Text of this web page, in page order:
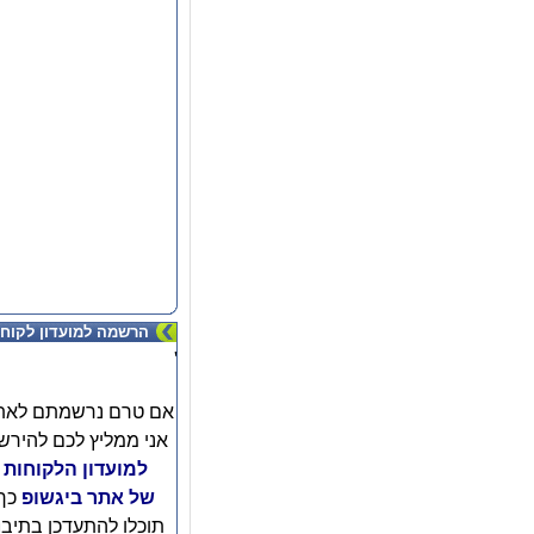
הרשמה למועדון
'
אם טרם נרשמתם
אני ממליץ לכם
למועדון הלקוחות
של אתר ביגשופ
תוכלו להתעדכן